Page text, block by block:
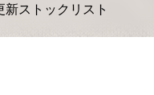
新ストックリスト